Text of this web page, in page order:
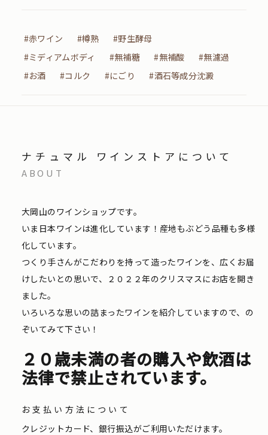
#赤ワイン #樽熟
#野生酵母
#ミディアムボディ
#無補糖 #無補酸
#無濾過
#お酒
#コルク #にごり #酒石等成分沈澱
ナチュマル ワインストアについて
ABOUT
大岡山のワインショップです。
いま日本ワインは進化しています！産地もぶどう品種も多様
化しています。
つくり手さんがこだわりを持って造ったワインを、広くお届
けしたいとの思いで、２０２２年のクリスマスにお店を開き
ました。
いろいろな思いの詰まったワインを紹介していますので、の
ぞいてみて下さい！
２０歳未満の者の購入や飲酒は
法律で禁止されています。
お支払い方法について
クレジットカード、銀行振込がご利用いただけます。